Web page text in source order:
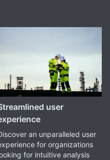
user
an unparalleled user
for organizations
for intuitive analysis